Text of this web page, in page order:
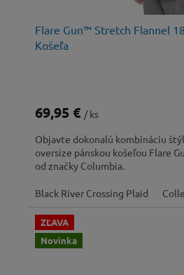
Flare Gun™ Stretch Flannel
Košeľa
69,95 € / ks
Objavte dokonalú kombináciu
oversize pánskou košeľou Flare
od značky Columbia.
Black River Crossing Plaid
ZĽAVA
Novinka